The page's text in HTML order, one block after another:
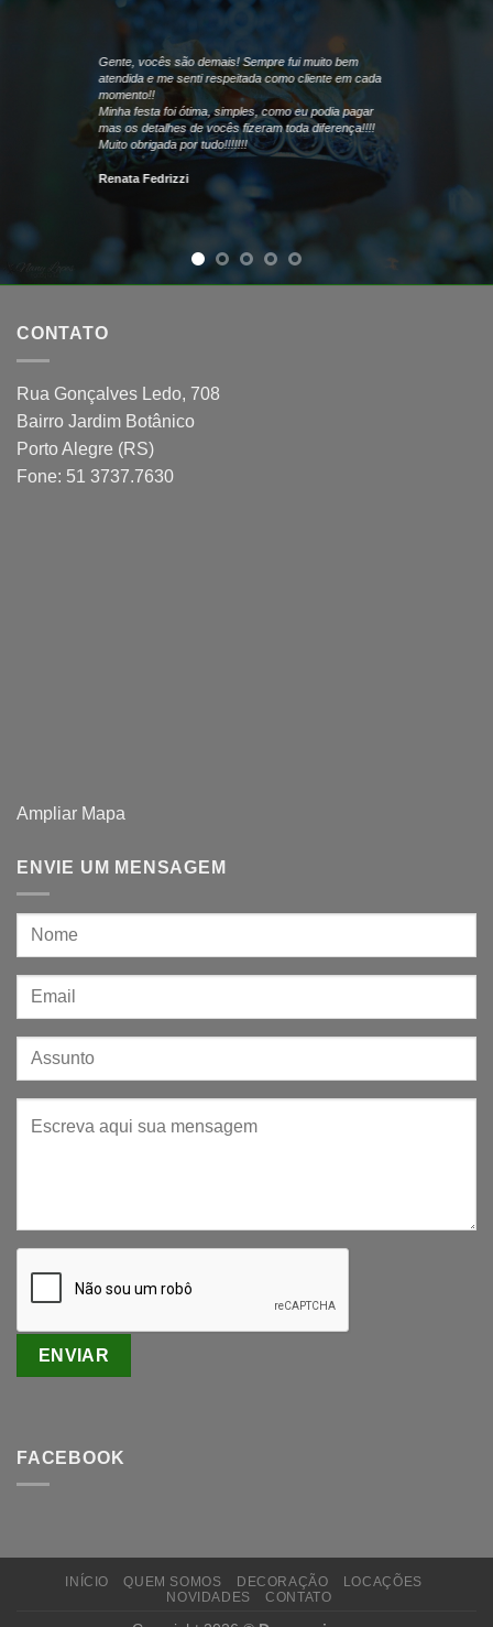
Gente, vocês são demais! Sempre fui muito bem
atendida e me senti respeitada como cliente em cada
momento!!
Minha festa foi ótima, simples, como eu podia pagar
mas os detalhes de vocês fizeram toda diferença!!!!
Muito obrigada por tudo!!!!!!!
Renata Fedrizzi
CONTATO
Rua Gonçalves Ledo, 708
Bairro Jardim Botânico
Porto Alegre (RS)
Fone: 51 3737.7630
Ampliar Mapa
ENVIE UM MENSAGEM
FACEBOOK
INÍCIO QUEM SOMOS DECORAÇÃO
LOCAÇÕES
NOVIDADES
CONTATO